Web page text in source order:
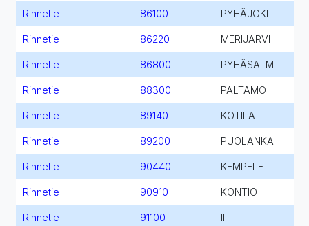
Rinnetie 86100 PYHÄJOKI
Rinnetie 86220 MERIJÄRVI
Rinnetie 86800 PYHÄSALMI
Rinnetie 88300 PALTAMO
Rinnetie 89140 KOTILA
Rinnetie 89200 PUOLANKA
Rinnetie 90440 KEMPELE
Rinnetie 90910 KONTIO
Rinnetie 91100